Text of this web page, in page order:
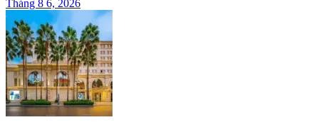
Tháng 8 6, 2026